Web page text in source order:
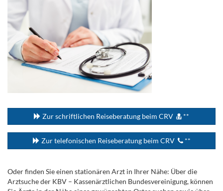
Zur schriftlichen Reiseberatung beim CRV **
Zur telefonischen Reiseberatung beim CRV **
Oder finden Sie einen stationären Arzt in Ihrer Nähe: Über die
Arztsuche der KBV – Kassenärztlichen Bundesvereinigung, können